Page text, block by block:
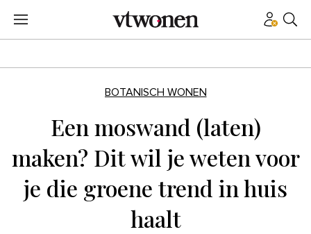
BOTANISCH WONEN
Een moswand (laten)
maken? Dit wil je weten voor
je die groene trend in huis
haalt